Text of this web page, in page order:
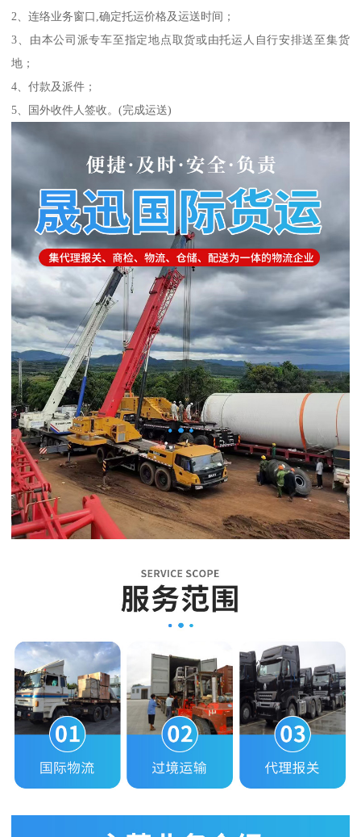
2、连络业务窗口,确定托运价格及运送时间；
3、由本公司派专车至指定地点取货或由托运人自行安排送至集货
地；
4、付款及派件；
5、国外收件人签收。(完成运送)